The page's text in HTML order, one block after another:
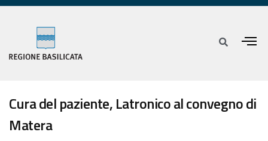
Cura del paziente, Latronico al convegno di
Matera